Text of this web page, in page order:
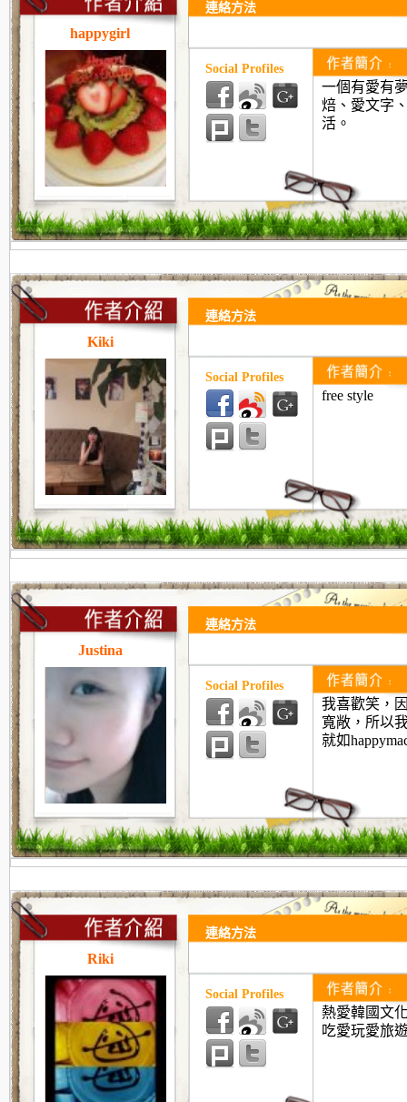
happygirl
一個有愛有
焙、愛文字
活。
連絡方法
Social Profiles
Kiki
free style
連絡方法
Social Profiles
Justina
我喜歡笑，
寬敞，所以
就如
連絡方法
Social Profiles
Riki
熱愛韓國文
吃愛玩愛旅
連絡方法
Social Profiles